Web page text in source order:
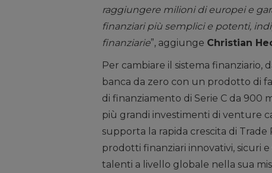
raggiungere milioni di europei e
finanziari più semplici e potenti,
finanziarie”, aggiunge Christian
Per cambiare il sistema finanziario,
banca da zero con un prodotto di
di finanziamento di Serie C da 900
più grandi investimenti di venture
supporta la rapida crescita di
prodotti finanziari innovativi, sicuri
talenti a livello globale nella sua